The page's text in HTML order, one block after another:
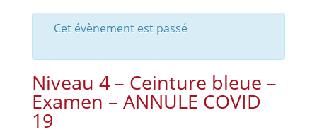
Cet évènement est passé
Niveau 4 – Ceinture bleue –
Examen – ANNULE COVID
19